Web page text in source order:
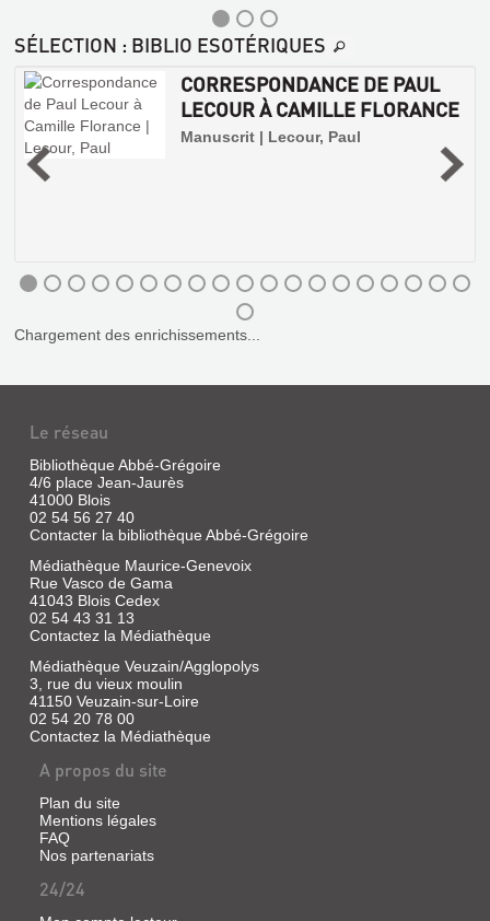
RÈGNE
LA
QUANTITÉ
ET
SIGNES
DES
TEMPS
Guénon,
René
1970
SUR
SÉLECTION : BIBLIO ESOTÉRIQUES
CORRESPONDANCE DE PAUL
LECOUR À CAMILLE FLORANCE
Manuscrit | Lecour, Paul
CORRESPONDANCE
DE
PAUL
LECOUR
À
CAMILLE
FLORANCE
Manuscrit
|
Lecour,
Paul
Chargement des enrichissements...
Le réseau
Bibliothèque Abbé-Grégoire
4/6 place Jean-Jaurès
41000 Blois
02 54 56 27 40
Contacter la bibliothèque Abbé-Grégoire
Médiathèque Maurice-Genevoix
Rue Vasco de Gama
41043 Blois Cedex
02 54 43 31 13
Contactez la Médiathèque
Médiathèque Veuzain/Agglopolys
3, rue du vieux moulin
41150 Veuzain-sur-Loire
02 54 20 78 00
Contactez la Médiathèque
A propos du site
Plan du site
Mentions légales
FAQ
Nos partenariats
24/24